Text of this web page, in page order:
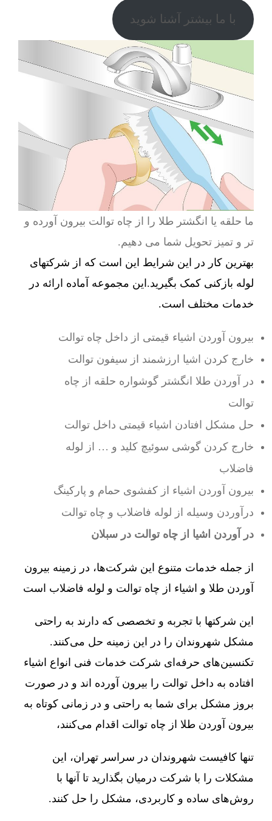
با ما بیشتر آشنا شوید
ما حلقه یا انگشتر طلا را از چاه توالت بیرون آورده و
تر و تمیز تحویل شما می دهیم.
بهترین کار در این شرایط این است که از شرکتهای
لوله بازکنی کمک بگیرید.این مجموعه آماده ارائه در
خدمات مختلف است.
بیرون آوردن اشیاء قیمتی از داخل چاه توالت
خارج کردن اشیا ارزشمند از سیفون توالت
در آوردن طلا انگشتر گوشواره حلقه از چاه
توالت
حل مشکل افتادن اشیاء قیمتی داخل توالت
خارج کردن گوشی سوئیچ کلید و … از لوله
فاضلاب
بیرون آوردن اشیاء از کفشوی حمام و پارکینگ
درآوردن وسیله از لوله فاضلاب و چاه توالت
در آوردن اشیا از چاه توالت در سبلان
از جمله خدمات متنوع این شرکت‌ها، در زمینه بیرون
آوردن طلا و اشیاء از چاه توالت و لوله فاضلاب است
این شرکتها با تجربه و تخصصی که دارند به راحتی
مشکل شهروندان را در این زمینه حل می‌کنند.
تکنسین‌های حرفه‌ای شرکت خدمات فنی انواع اشیاء
افتاده به داخل توالت را بیرون آورده اند و در صورت
بروز مشکل برای شما به راحتی و در زمانی کوتاه به
بیرون آوردن طلا از چاه توالت اقدام می‌کنند،
تنها کافیست شهروندان در سراسر تهران، این
مشکلات را با شرکت درمیان بگذارید تا آنها با
روش‌های ساده و کاربردی، مشکل را حل کنند.